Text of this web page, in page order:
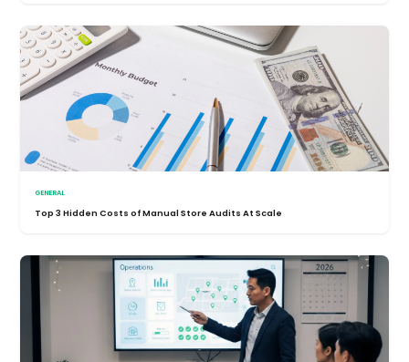
GENERAL
Top 3 Hidden Costs of Manual Store Audits At Scale